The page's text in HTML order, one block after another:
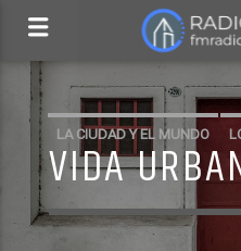
LA CIUDAD Y EL MUNDO
VIDA